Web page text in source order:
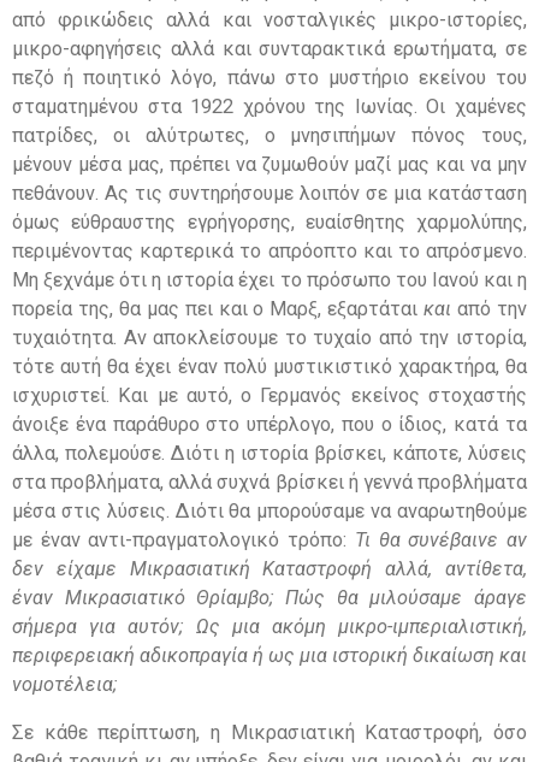
από φρικώδεις αλλά και νοσταλγικές μικρο-ιστορίες,
μικρο-αφηγήσεις αλλά και συνταρακτικά ερωτήματα, σε
πεζό ή ποιητικό λόγο, πάνω στο μυστήριο εκείνου του
σταματημένου στα 1922 χρόνου της Ιωνίας. Οι χαμένες
πατρίδες, οι αλύτρωτες, ο μνησιπήμων πόνος τους,
μένουν μέσα μας, πρέπει να ζυμωθούν μαζί μας και να μην
πεθάνουν. Ας τις συντηρήσουμε λοιπόν σε μια κατάσταση
όμως εύθραυστης εγρήγορσης, ευαίσθητης χαρμολύπης,
περιμένοντας καρτερικά το απρόοπτο και το απρόσμενο.
Μη ξεχνάμε ότι η ιστορία έχει το πρόσωπο του Ιανού και η
πορεία της, θα μας πει και ο Μαρξ, εξαρτάταικαι από την
τυχαιότητα. Αν αποκλείσουμε το τυχαίο από την ιστορία,
τότε αυτή θα έχει έναν πολύ μυστικιστικό χαρακτήρα, θα
ισχυριστεί. Και με αυτό, ο Γερμανός εκείνος στοχαστής
άνοιξε ένα παράθυρο στο υπέρλογο, που ο ίδιος, κατά τα
άλλα, πολεμούσε. Διότι η ιστορία βρίσκει, κάποτε, λύσεις
στα προβλήματα, αλλά συχνά βρίσκει ή γεννά προβλήματα
μέσα στις λύσεις. Διότι θα μπορούσαμε να αναρωτηθούμε
με έναν αντι-πραγματολογικό τρόπο: Τι θα συνέβαινε αν
δεν είχαμε Μικρασιατική Καταστροφή αλλά, αντίθετα,
έναν Μικρασιατικό Θρίαμβο; Πώς θα μιλούσαμε άραγε
σήμερα για αυτόν; Ως μια ακόμη μικρο-ιμπεριαλιστική,
περιφερειακή αδικοπραγία ή ως μια ιστορική δικαίωση και
νομοτέλεια;
Σε κάθε περίπτωση, η Μικρασιατική Καταστροφή, όσο